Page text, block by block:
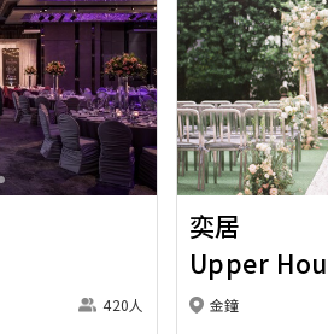
Next
420人
Previous
奕居
Upper
金鐘